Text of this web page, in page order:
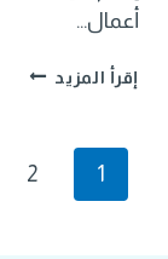
أعمال…
إقرأ المزيد شركة
تنقل
1
2